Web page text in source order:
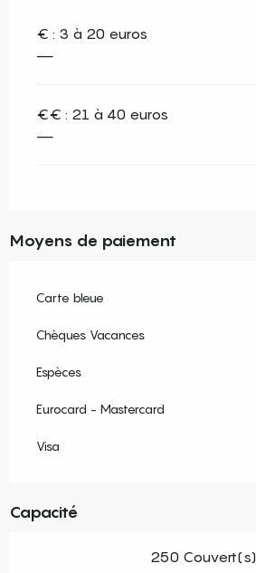
€ : 3 à 20 euros
—
€€ : 21 à 40 euros
—
Moyens de paiement
Carte bleue
Chèques Vacances
Espèces
Eurocard - Mastercard
Visa
Capacité
250 Couvert(s)